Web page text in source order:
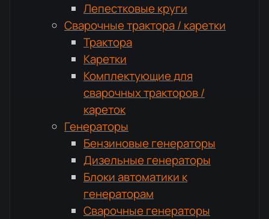
Лепестковые круги
Сварочные трактора / каретки
Трактора
Каретки
Комплектующие для
сварочных тракторов /
кареток
Генераторы
Бензиновые генераторы
Дизельные генераторы
Блоки автоматики к
генераторам
Сварочные генераторы